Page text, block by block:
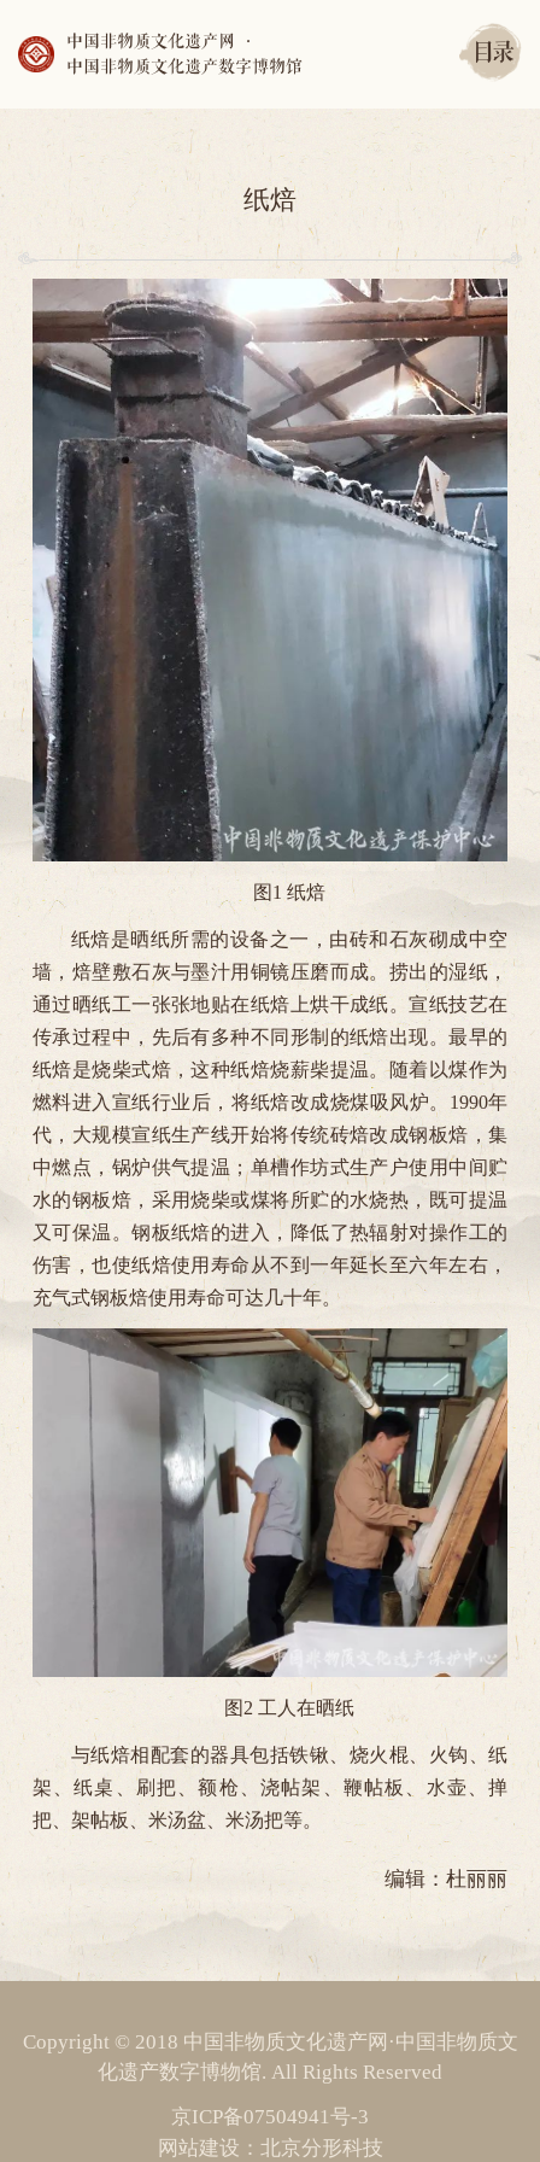
中国非物质文化遗产网
·
中国非物质文化遗产数字博物馆
目录
纸焙
图1 纸焙
纸焙是晒纸所需的设备之一，由砖和石灰砌成中空
墙，焙壁敷石灰与墨汁用铜镜压磨而成。捞出的湿纸，
通过晒纸工一张张地贴在纸焙上烘干成纸。宣纸技艺在
传承过程中，先后有多种不同形制的纸焙出现。最早的
纸焙是烧柴式焙，这种纸焙烧薪柴提温。随着以煤作为
燃料进入宣纸行业后，将纸焙改成烧煤吸风炉。1990年
代，大规模宣纸生产线开始将传统砖焙改成钢板焙，集
中燃点，锅炉供气提温；单槽作坊式生产户使用中间贮
水的钢板焙，采用烧柴或煤将所贮的水烧热，既可提温
又可保温。钢板纸焙的进入，降低了热辐射对操作工的
伤害，也使纸焙使用寿命从不到一年延长至六年左右，
充气式钢板焙使用寿命可达几十年。
图2 工人在晒纸
与纸焙相配套的器具包括铁锹、烧火棍、火钩、纸
架、纸桌、刷把、额枪、浇帖架、鞭帖板、水壶、掸
把、架帖板、米汤盆、米汤把等。
编辑：杜丽丽
Copyright © 2018 中国非物质文化遗产网·中国非物质文
化遗产数字博物馆. All Rights Reserved
京ICP备07504941号-3
网站建设 ： 北京分形科技